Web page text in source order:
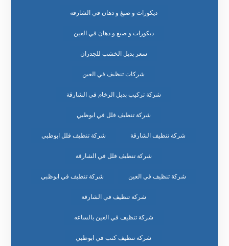
ديكورات و صبغ و دهان في الشارقة
ديكورات و صبغ و دهان في العين
سعر بديل الخشب للجدران
شركات تنظيف في العين
شركة تركيب بديل الرخام في الشارقة
شركة تنظيف فلل في ابوظبي
شركة تنظيف الشارقة شركة تنظيف فلل ابوظبي
شركة تنظيف فلل في الشارقة
شركة تنظيف في العين شركة تنظيف في ابوظبي
شركة تنظيف في الشارقة
شركة تنظيف في العين بالساعه
شركة تنظيف كنب في ابوظبي